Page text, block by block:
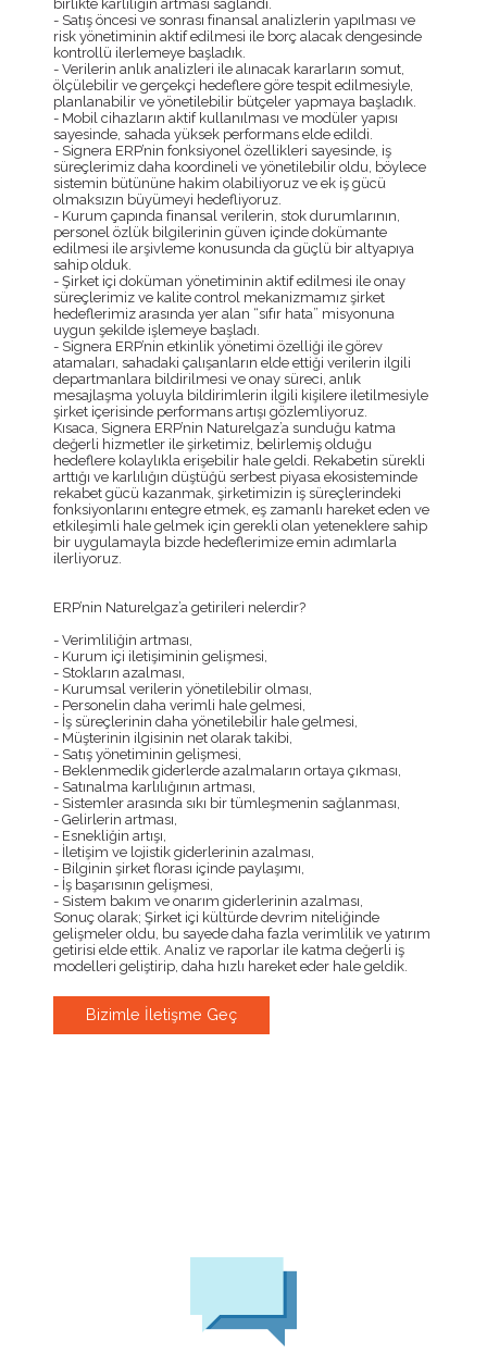
birlikte karlılığın artması sağlandı.
- Satış öncesi ve sonrası finansal analizlerin yapılması ve
risk yönetiminin aktif edilmesi ile borç alacak dengesinde
kontrollü ilerlemeye başladık.
- Verilerin anlık analizleri ile alınacak kararların somut,
ölçülebilir ve gerçekçi hedeflere göre tespit edilmesiyle,
planlanabilir ve yönetilebilir bütçeler yapmaya başladık.
- Mobil cihazların aktif kullanılması ve modüler yapısı
sayesinde, sahada yüksek performans elde edildi.
- Signera ERP’nin fonksiyonel özellikleri sayesinde, iş
süreçlerimiz daha koordineli ve yönetilebilir oldu, böylece
sistemin bütününe hakim olabiliyoruz ve ek iş gücü
olmaksızın büyümeyi hedefliyoruz.
- Kurum çapında finansal verilerin, stok durumlarının,
personel özlük bilgilerinin güven içinde dokümante
edilmesi ile arşivleme konusunda da güçlü bir altyapıya
sahip olduk.
- Şirket içi doküman yönetiminin aktif edilmesi ile onay
süreçlerimiz ve kalite control mekanizmamız şirket
hedeflerimiz arasında yer alan “sıfır hata” misyonuna
uygun şekilde işlemeye başladı.
- Signera ERP’nin etkinlik yönetimi özelliği ile görev
atamaları, sahadaki çalışanların elde ettiği verilerin ilgili
departmanlara bildirilmesi ve onay süreci, anlık
mesajlaşma yoluyla bildirimlerin ilgili kişilere iletilmesiyle
şirket içerisinde performans artışı gözlemliyoruz.
Kısaca, Signera ERP’nin Naturelgaz’a sunduğu katma
değerli hizmetler ile şirketimiz, belirlemiş olduğu
hedeflere kolaylıkla erişebilir hale geldi. Rekabetin sürekli
arttığı ve karlılığın düştüğü serbest piyasa ekosisteminde
rekabet gücü kazanmak, şirketimizin iş süreçlerindeki
fonksiyonlarını entegre etmek, eş zamanlı hareket eden ve
etkileşimli hale gelmek için gerekli olan yeteneklere sahip
bir uygulamayla bizde hedeflerimize emin adımlarla
ilerliyoruz.
ERP’nin Naturelgaz’a getirileri nelerdir?
- Verimliliğin artması,
- Kurum içi iletişiminin gelişmesi,
- Stokların azalması,
- Kurumsal verilerin yönetilebilir olması,
- Personelin daha verimli hale gelmesi,
- İş süreçlerinin daha yönetilebilir hale gelmesi,
- Müşterinin ilgisinin net olarak takibi,
- Satış yönetiminin gelişmesi,
- Beklenmedik giderlerde azalmaların ortaya çıkması,
- Satınalma karlılığının artması,
- Sistemler arasında sıkı bir tümleşmenin sağlanması,
- Gelirlerin artması,
- Esnekliğin artışı,
- İletişim ve lojistik giderlerinin azalması,
- Bilginin şirket florası içinde paylaşımı,
- İş başarısının gelişmesi,
- Sistem bakım ve onarım giderlerinin azalması,
Sonuç olarak; Şirket içi kültürde devrim niteliğinde
gelişmeler oldu, bu sayede daha fazla verimlilik ve yatırım
getirisi elde ettik. Analiz ve raporlar ile katma değerli iş
modelleri geliştirip, daha hızlı hareket eder hale geldik.
Bizimle İletişme Geç